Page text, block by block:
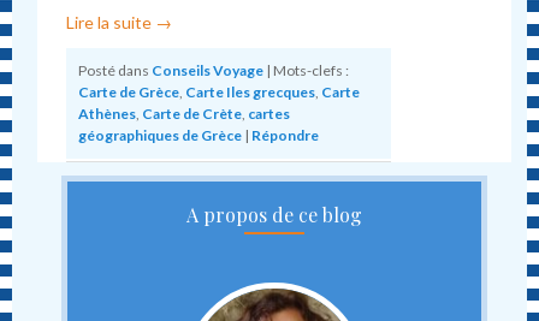
Lire la suite →
Posté dans Conseils Voyage | Mots-clefs :
Carte de Grèce Carte Iles grecques Carte
Athènes Carte de Crète cartes
géographiques de Grèce | Répondre
A propos de ce blog